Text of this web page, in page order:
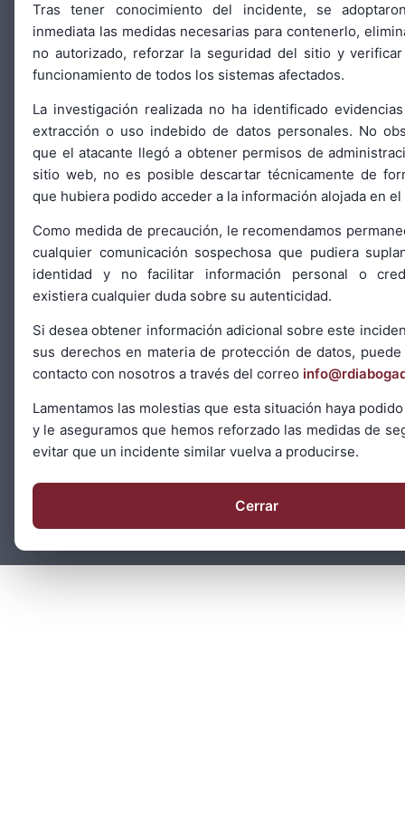
Tras tener conocimiento del incidente, se
inmediata las medidas necesarias para contenerlo,
no autorizado, reforzar la seguridad del sitio y
funcionamiento de todos los sistemas afectados.
La investigación realizada no ha identificado
extracción o uso indebido de datos personales. No
que el atacante llegó a obtener permisos de
sitio web, no es posible descartar técnicamente de
que hubiera podido acceder a la información alojada en el
Como medida de precaución, le recomendamos
cualquier comunicación sospechosa que pudiera
identidad y no facilitar información personal o
existiera cualquier duda sobre su autenticidad.
Si desea obtener información adicional sobre este
sus derechos en materia de protección de datos,
contacto con nosotros a través del correo
Lamentamos las molestias que esta situación haya
y le aseguramos que hemos reforzado las medidas de
evitar que un incidente similar vuelva a producirse.
Cerrar